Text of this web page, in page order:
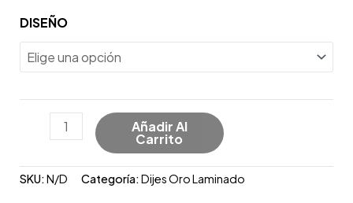
DISEÑO
Añadir Al
Carrito
SKU:N/D Categoría:Dijes Oro Laminado